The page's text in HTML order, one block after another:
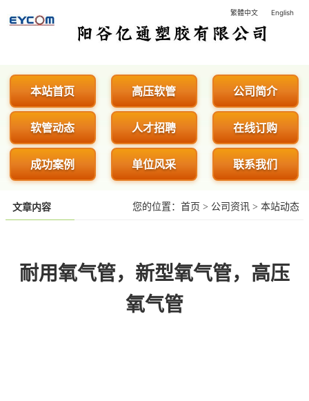
阳谷亿通塑胶有限公司 - 专业生产
繁體中文 English
本站首页 高压软管 公司简介
软管动态 人才招聘 在线订购
成功案例 单位风采 联系我们
文章内容 您的位置： 首页 > 公司资讯 > 本站动态
耐用氧气管，新型氧气管，高压
氧气管